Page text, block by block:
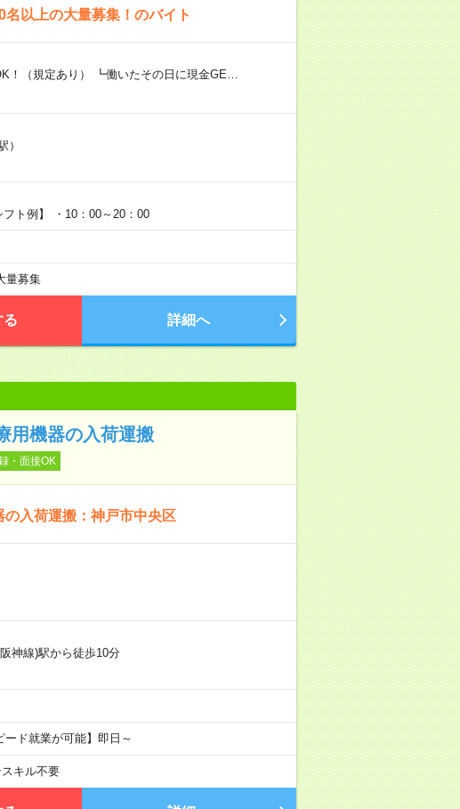
以上の大量募集！のバイト
！（規定あり） ┗働いたその日に現金GE…
）
ト例】 ・10：00～20：00
量募集
る 詳細へ
用機器の入荷運搬
・面接OK
入荷運搬：神戸市中央区
神線)駅から徒歩10分
ド就業が可能】即日～
キル不要